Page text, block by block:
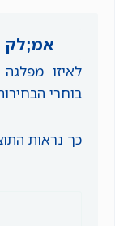
אמ;לק
לאיזו
בוחרי הבחירות
כך נראות